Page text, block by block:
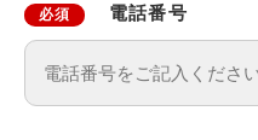
必須 電話番号